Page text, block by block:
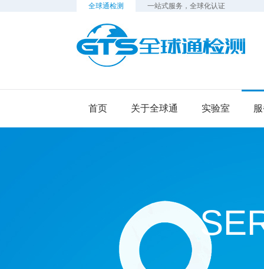
全球通检测 一站式服务，全球化认证
首页 关于全球通 实验室